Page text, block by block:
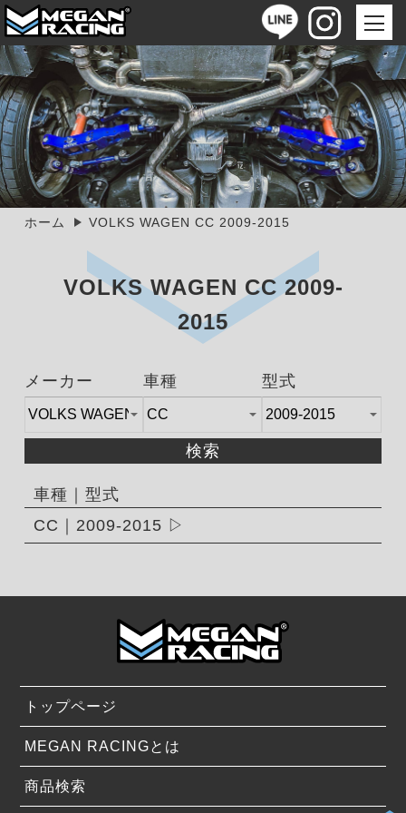
ホーム VOLKS WAGEN CC 2009-2015
VOLKS WAGEN CC 2009-
2015
メーカー 車種 型式
検索
車種｜型式
CC｜2009-2015
トップページ
MEGAN RACINGとは
商品検索